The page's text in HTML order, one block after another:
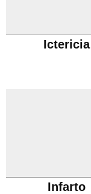
Ictericia
Infarto